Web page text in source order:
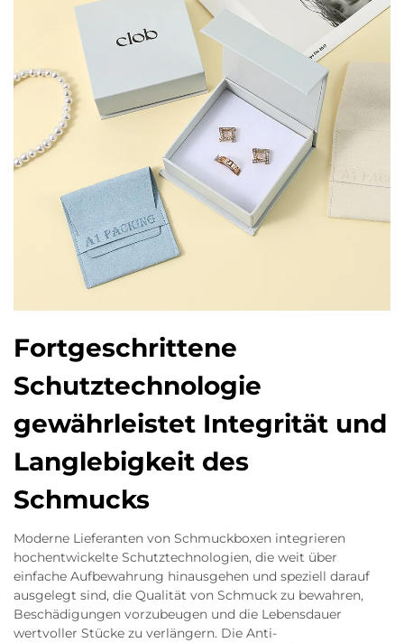
Fortgeschrittene
Schutztechnologie
gewährleistet Integrität und
Langlebigkeit des
Schmucks
Moderne Lieferanten von Schmuckboxen integrieren
hochentwickelte Schutztechnologien, die weit über
einfache Aufbewahrung hinausgehen und speziell darauf
ausgelegt sind, die Qualität von Schmuck zu bewahren,
Beschädigungen vorzubeugen und die Lebensdauer
wertvoller Stücke zu verlängern. Die Anti-